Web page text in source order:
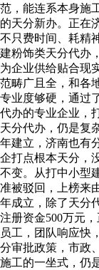
范，能连系本身施
的天分新办。正在
不只费时间、耗精
建粉饰类天分代办
为企业供给贴合现
范畴广且全，和各
专业度够硬，通过
代办的专业企业，
天分代办，仍是复
年建立，济南也有
企打点根本天分，
不变。从打中小型
准被驳回，上榜来
年成立，除了天分
注册资金500万元
员工，团队响应快
分审批政策，市政
施工的一坐式，仍